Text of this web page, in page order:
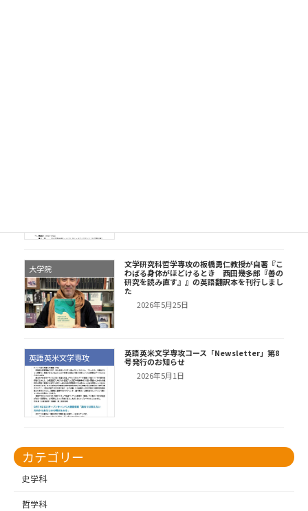
大学院
文学研究科哲学専攻の板橋勇仁教授が自著『こ
わばる身体がほどけるとき 西田幾多郎『善の
研究を読み直す』』の英語翻訳本を刊行しまし
た
2026年5月25日
英語英米文学専攻
英語英米文学専攻コース「Newsletter」第8
号発行のお知らせ
2026年5月1日
カテゴリー
史学科
哲学科